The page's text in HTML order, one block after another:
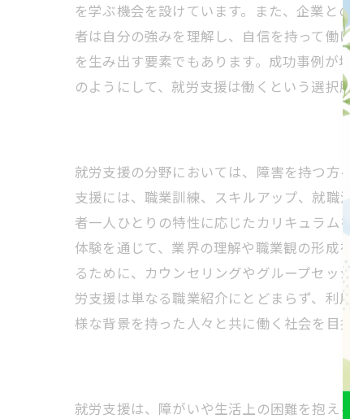
を学ぶ機会を設けています。また、企業と
者は自分の強みを理解し、自信を持って働
を生み出す要素でもあります。成功事例が
のようにして、就労支援は働くという選択
就労支援の分野においては、障害を持つ方
支援には、職業訓練、スキルアップ、就職
者一人ひとりの特性に応じたカリキュラム
体験を通じて、業界の理解や職業観の形成
るために、カウンセリングやグループセッ
労支援は単なる職業紹介にとどまらず、利
様な背景を持った人々と共に働く社会を目
就労支援は、障がいや生活上の困難を抱え